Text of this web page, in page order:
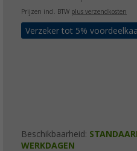
Prijzen incl. BTW plus verzendkosten
Verzeker tot 5%
Beschikbaarheid:
WERKDAGEN